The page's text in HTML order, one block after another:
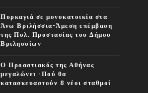
Πυρκαγιά σε μονοκατοικία στα
Άνω Βριλήσσια-Άμεση επέμβαση
της Πολ. Προστασίας του Δήμου
Βριλησσίων
Ο Προαστιακός της Αθήνας
μεγαλώνει -Πού θα
κατασκευαστούν 8 νέοι σταθμοί